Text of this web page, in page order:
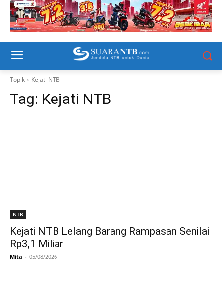
Topik Kejati NTB
Tag: Kejati NTB
NTB
Kejati NTB Lelang Barang Rampasan Senilai
Rp3,1 Miliar
Mita - 05/08/2026